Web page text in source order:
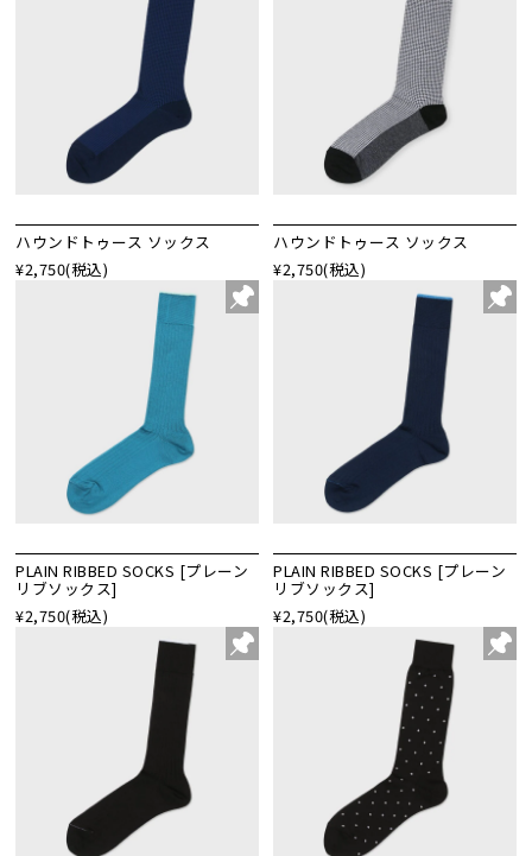
ハウンドトゥース ソックス
¥2,750(税込)
ハウンドトゥース ソックス
¥2,750(税込)
PLAIN RIBBED SOCKS [プレーン
リブソックス]
¥2,750(税込)
PLAIN RIBBED SOCKS [プレーン
リブソックス]
¥2,750(税込)